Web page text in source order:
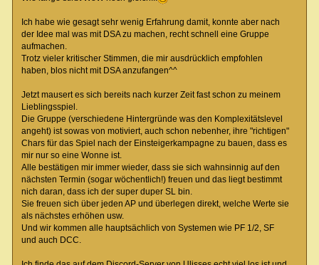
Ich habe wie gesagt sehr wenig Erfahrung damit, konnte aber nach
der Idee mal was mit DSA zu machen, recht schnell eine Gruppe
aufmachen.
Trotz vieler kritischer Stimmen, die mir ausdrücklich empfohlen
haben, blos nicht mit DSA anzufangen^^
Jetzt mausert es sich bereits nach kurzer Zeit fast schon zu meinem
Lieblingsspiel.
Die Gruppe (verschiedene Hintergründe was den Komplexitätslevel
angeht) ist sowas von motiviert, auch schon nebenher, ihre "richtigen"
Chars für das Spiel nach der Einsteigerkampagne zu bauen, dass es
mir nur so eine Wonne ist.
Alle bestätigen mir immer wieder, dass sie sich wahnsinnig auf den
nächsten Termin (sogar wöchentlich!) freuen und das liegt bestimmt
nich daran, dass ich der super duper SL bin.
Sie freuen sich über jeden AP und überlegen direkt, welche Werte sie
als nächstes erhöhen usw.
Und wir kommen alle hauptsächlich von Systemen wie PF 1/2, SF
und auch DCC.